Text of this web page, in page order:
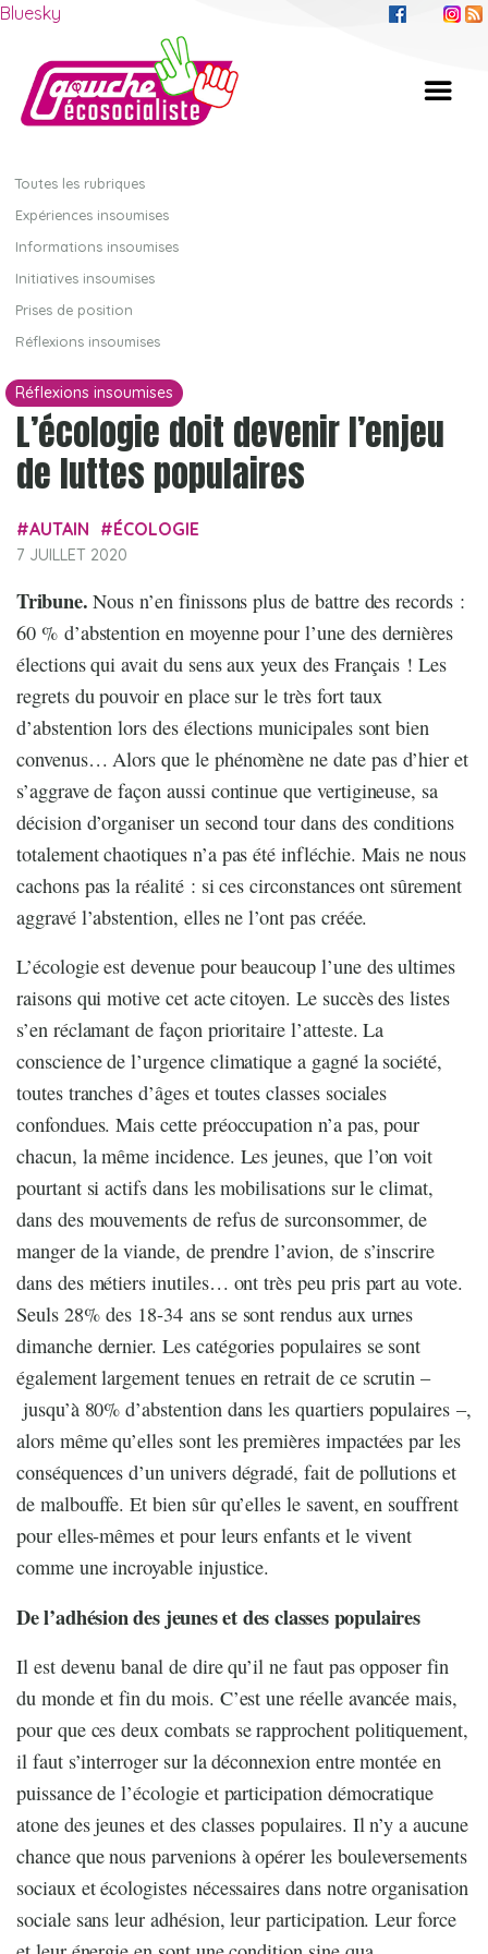
Bluesky
Toutes les rubriques
Expériences insoumises
Informations insoumises
Initiatives insoumises
Prises de position
Réflexions insoumises
Réflexions insoumises
L’écologie doit devenir l’enjeu
de luttes populaires
AUTAIN ÉCOLOGIE
7 JUILLET 2020
Tribune. Nous n’en finissons plus de battre des records :
60 % d’abstention en moyenne pour l’une des dernières
élections qui avait du sens aux yeux des Français ! Les
regrets du pouvoir en place sur le très fort taux
d’abstention lors des élections municipales sont bien
convenus… Alors que le phénomène ne date pas d’hier et
s’aggrave de façon aussi continue que vertigineuse, sa
décision d’organiser un second tour dans des conditions
totalement chaotiques n’a pas été infléchie. Mais ne nous
cachons pas la réalité : si ces circonstances ont sûrement
aggravé l’abstention, elles ne l’ont pas créée.
L’écologie est devenue pour beaucoup l’une des ultimes
raisons qui motive cet acte citoyen. Le succès des listes
s’en réclamant de façon prioritaire l’atteste. La
conscience de l’urgence climatique a gagné la société,
toutes tranches d’âges et toutes classes sociales
confondues. Mais cette préoccupation n’a pas, pour
chacun, la même incidence. Les jeunes, que l’on voit
pourtant si actifs dans les mobilisations sur le climat,
dans des mouvements de refus de surconsommer, de
manger de la viande, de prendre l’avion, de s’inscrire
dans des métiers inutiles… ont très peu pris part au vote.
Seuls 28% des 18-34 ans se sont rendus aux urnes
dimanche dernier. Les catégories populaires se sont
également largement tenues en retrait de ce scrutin –
jusqu’à 80% d’abstention dans les quartiers populaires –,
alors même qu’elles sont les premières impactées par les
conséquences d’un univers dégradé, fait de pollutions et
de malbouffe. Et bien sûr qu’elles le savent, en souffrent
pour elles-mêmes et pour leurs enfants et le vivent
comme une incroyable injustice.
De l’adhésion des jeunes et des classes populaires
Il est devenu banal de dire qu’il ne faut pas opposer fin
du monde et fin du mois. C’est une réelle avancée mais,
pour que ces deux combats se rapprochent politiquement,
il faut s’interroger sur la déconnexion entre montée en
puissance de l’écologie et participation démocratique
atone des jeunes et des classes populaires. Il n’y a aucune
chance que nous parvenions à opérer les bouleversements
sociaux et écologistes nécessaires dans notre organisation
sociale sans leur adhésion, leur participation. Leur force